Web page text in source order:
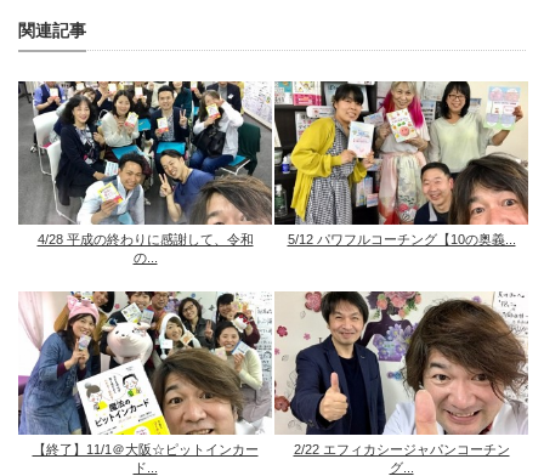
関連記事
4/28 平成の終わりに感謝して、令和
の...
5/12 パワフルコーチング【10の奥義...
【終了】11/1＠大阪☆ピットインカー
ド...
2/22 エフィカシージャパンコーチン
グ...